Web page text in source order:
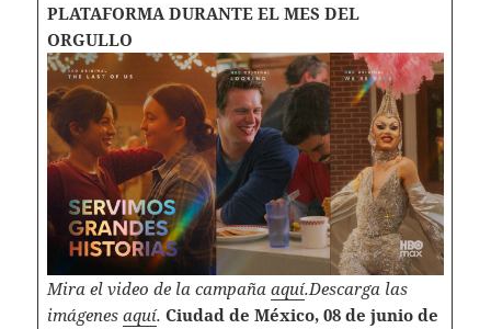
PLATAFORMA DURANTE EL MES DEL
ORGULLO
Mira el video de la campaña aquí.Descarga las
imágenes aquí. Ciudad de México, 08 de junio de